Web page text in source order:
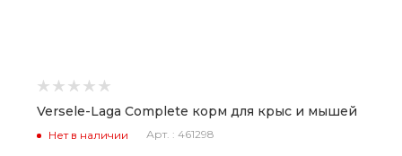
Versele-Laga Complete корм для крыс и мышей
Нет в наличии Арт. : 461298